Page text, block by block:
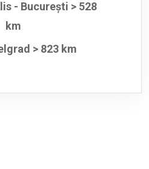
- București > 528
km
> 823 km